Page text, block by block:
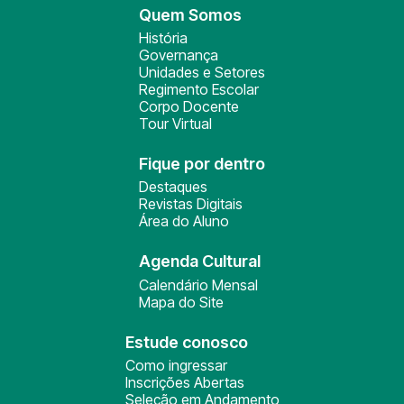
Quem Somos
História
Governança
Unidades e Setores
Regimento Escolar
Corpo Docente
Tour Virtual
Fique por dentro
Destaques
Revistas Digitais
Área do Aluno
Agenda Cultural
Calendário Mensal
Mapa do Site
Estude conosco
Como ingressar
Inscrições Abertas
Seleção em Andamento